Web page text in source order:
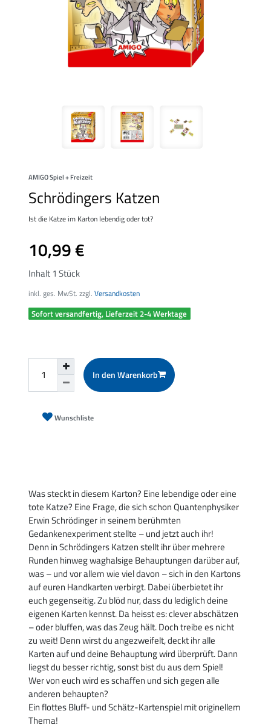
AMIGO Spiel + Freizeit
Schrödingers Katzen
Ist die Katze im Karton lebendig oder tot?
10,99 €
Inhalt1Stück
inkl. ges. MwSt. zzgl.Versandkosten
Sofort versandfertig, Lieferzeit 2-4 Werktage
In den Warenkorb
Wunschliste
Was steckt in diesem Karton? Eine lebendige oder eine
tote Katze? Eine Frage, die sich schon Quantenphysiker
Erwin Schrödinger in seinem berühmten
Gedankenexperiment stellte – und jetzt auch ihr!
Denn in Schrödingers Katzen stellt ihr über mehrere
Runden hinweg waghalsige Behauptungen darüber auf,
was – und vor allem wie viel davon – sich in den Kartons
auf euren Handkarten verbirgt. Dabei überbietet ihr
euch gegenseitig. Zu blöd nur, dass du lediglich deine
eigenen Karten kennst. Da heisst es: clever abschätzen
– oder bluffen, was das Zeug hält. Doch treibe es nicht
zu weit! Denn wirst du angezweifelt, deckt ihr alle
Karten auf und deine Behauptung wird überprüft. Dann
liegst du besser richtig, sonst bist du aus dem Spiel!
Wer von euch wird es schaffen und sich gegen alle
anderen behaupten?
Ein flottes Bluff- und Schätz-Kartenspiel mit originellem
Thema!